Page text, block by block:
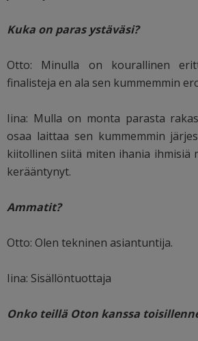
Kuka on paras ystäväsi?
Otto: Minulla on kourallinen
finalisteja en ala sen kummemmin
Iina: Mulla on monta parasta
osaa laittaa sen kummemmin
kiitollinen siitä miten ihania ihmisiä
kerääntynyt.
Ammatit?
Otto: Olen tekninen asiantuntija.
Iina: Sisällöntuottaja
Onko teillä Oton kanssa